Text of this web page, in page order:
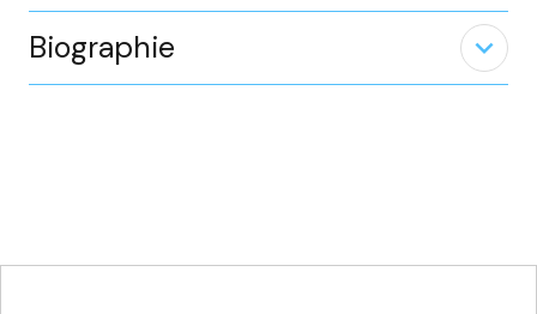
Biographie expand_less